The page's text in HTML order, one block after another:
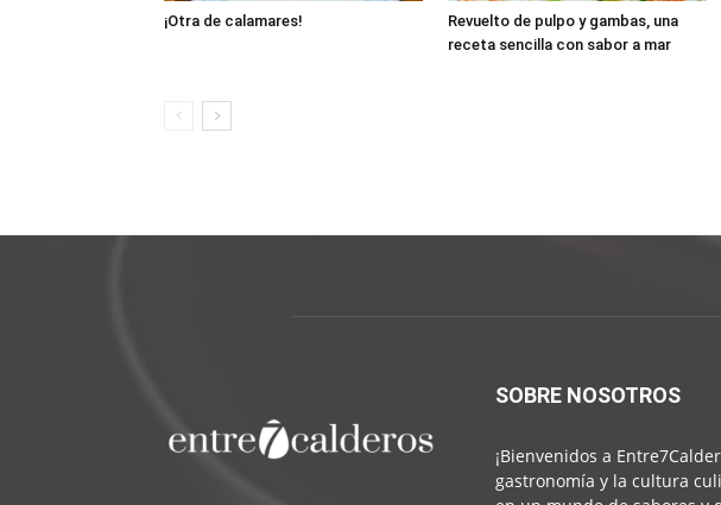
¡Otra de calamares!
Revuelto de pulpo y gambas, una
receta sencilla con sabor a mar
SOBRE NOSOTROS
¡Bienvenidos a
gastronomía y la cultura